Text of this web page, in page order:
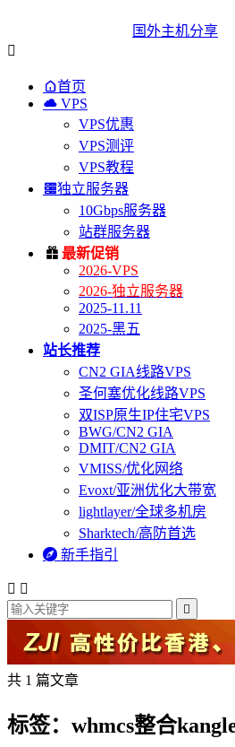
国外主机分享

首页
 VPS
VPS优惠
VPS测评
VPS教程
独立服务器
10Gbps服务器
站群服务器
 最新促销
2026-VPS
2026-独立服务器
2025-11.11
2025-黑五
站长推荐
CN2 GIA线路VPS
圣何塞优化线路VPS
双ISP原生IP住宅VPS
BWG/CN2 GIA
DMIT/CN2 GIA
VMISS/优化网络
Evoxt/亚洲优化大带宽
lightlayer/全球多机房
Sharktech/高防首选
 新手指引
 

共 1 篇文章
标签：whmcs整合